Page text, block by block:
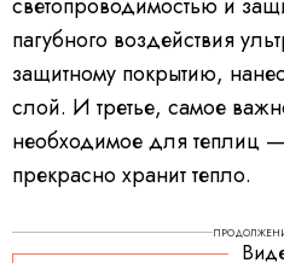
пагубного воздействия
защитному покрытию,
слой. И третье, самое
необходимое для теплиц
прекрасно хранит тепло.